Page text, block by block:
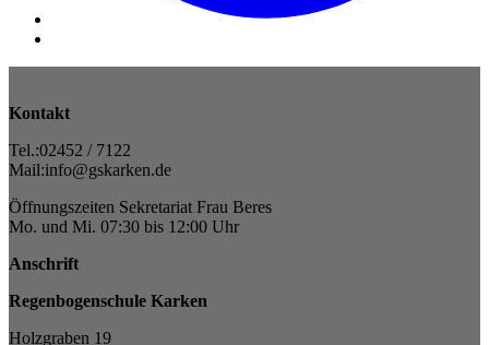
Kontakt
Tel.:02452 / 7122
Mail:info@gskarken.de
Öffnungszeiten Sekretariat Frau Beres
Mo. und Mi. 07:30 bis 12:00 Uhr
Anschrift
Regenbogenschule Karken
Holzgraben 19